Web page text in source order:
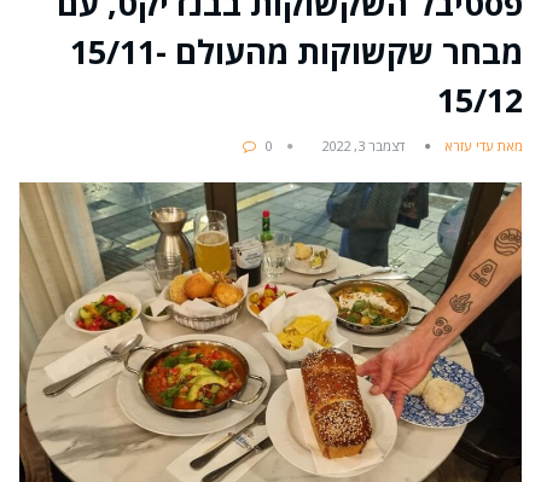
מבחר שקשוקות מהעולם 15/11-
15/12
מאת עדי עזרא דצמבר 3, 2022 0